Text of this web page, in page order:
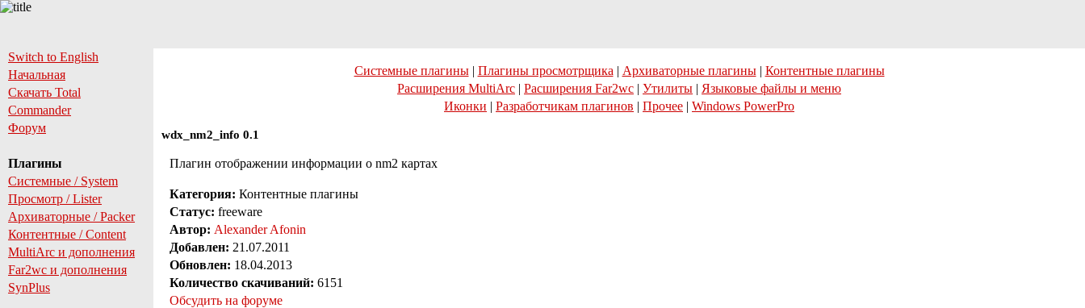
Switch to English
Начальная
Скачать Total
Commander
Форум
Плагины
Системные / System
Просмотр / Lister
Архиваторные / Packer
Контентные / Content
MultiArc и дополнения
Far2wc и дополнения
SynPlus
Системные плагины| Плагины просмотрщика | Архиваторные плагины| Контентные плагины
Расширения MultiArc | Расширения Far2wc | Утилиты | Языковые файлы и меню
Иконки | Разработчикам плагинов | Прочее | Windows PowerPro
wdx_nm2_info 0.1
Плагин отображении информации о nm2 картах
Категория: Контентные плагины
Статус: freeware
Автор: Alexander Afonin
Добавлен: 21.07.2011
Обновлен: 18.04.2013
Количество скачиваний: 6151
Обсудить на форуме